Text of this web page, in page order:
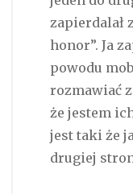
zapierdalał
honor”. Ja
powodu
rozmawiać
że jestem
jest taki że
drugiej